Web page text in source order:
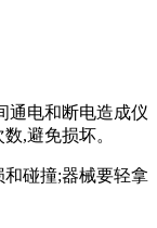
通电和断电造成仪
,避免损坏。
碰撞;器械要轻拿